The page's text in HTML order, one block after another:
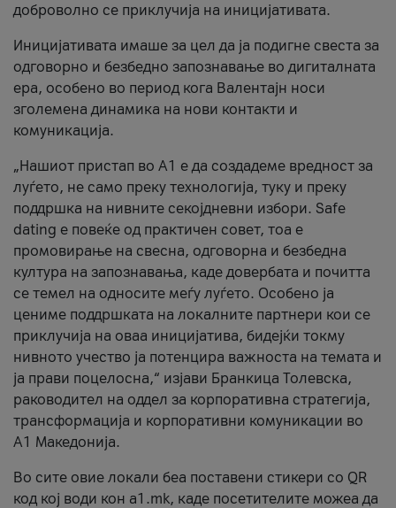
доброволно се приклучија на иницијативата.
Иницијативата имаше за цел да ја подигне свеста за
одговорно и безбедно запознавање во дигиталната
ера, особено во период кога Валентајн носи
зголемена динамика на нови контакти и
комуникација.
„Нашиот пристап во А1 е да создадеме вредност за
луѓето, не само преку технологија, туку и преку
поддршка на нивните секојдневни избори. Safe
dating е повеќе од практичен совет, тоа е
промовирање на свесна, одговорна и безбедна
култура на запознавања, каде довербата и почитта
се темел на односите меѓу луѓето. Особено ја
цениме поддршката на локалните партнери кои се
приклучија на оваа иницијатива, бидејќи токму
нивното учество ја потенцира важноста на темата и
ја прави поцелосна,“ изјави Бранкица Толевска,
раководител на оддел за корпоративна стратегија,
трансформација и корпоративни комуникации во
А1 Македонија.
Во сите овие локали беа поставени стикери со QR
код кој води кон a1.mk, каде посетителите можеа да